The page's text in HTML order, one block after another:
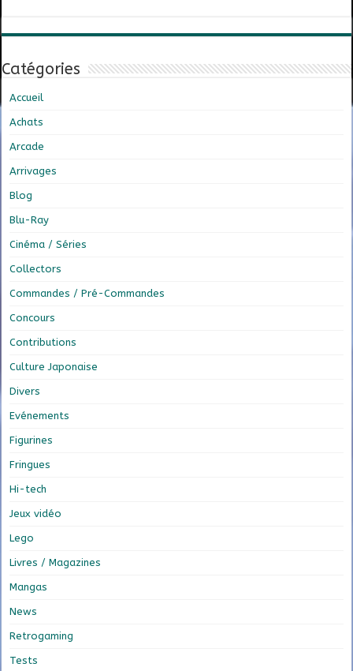
Catégories
Accueil
Achats
Arcade
Arrivages
Blog
Blu-Ray
Cinéma / Séries
Collectors
Commandes / Pré-Commandes
Concours
Contributions
Culture Japonaise
Divers
Evénements
Figurines
Fringues
Hi-tech
Jeux vidéo
Lego
Livres / Magazines
Mangas
News
Retrogaming
Tests